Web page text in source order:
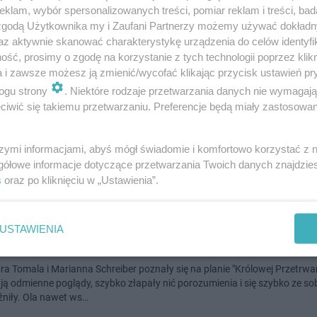
o kulisach zajścia w ciążę.
że jestem kurą nioską"
zdecydowanie zyskała ogromną popularność dzięki udziałowi w
zapewniła jej również "Królowa Przetrwania". Kobieta od dawna
1-2026
przyjaźni Schreiber i Tomali?!
Love Island szczerze o
Tomala i Marianna Schreiber poznały się na planie "Królowej
odmienne poglądy, szybko złapały nić porozumienia i się szybko ze
Ola nawet ws…
wybór spersonalizowanych treści, pomiar reklam i treści,
Użytkownika my i Zaufani Partnerzy możemy używać
aktywnie skanować charakterystykę urządzenia do celów
prosimy o zgodę na korzystanie z tych technologii poprzez
i zawsze możesz ją zmienić/wycofać klikając przycisk ustawień
strony
. Niektóre rodzaje przetwarzania danych nie
się takiemu przetwarzaniu. Preferencje będą miały
informacjami, abyś mógł świadomie i komfortowo korzystać z
informacje dotyczące przetwarzania Twoich danych
oraz po kliknięciu w „Ustawienia”.
USTAWIENIA